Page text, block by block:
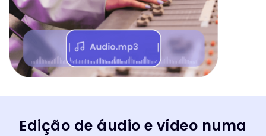
Edição de áudio e vídeo numa